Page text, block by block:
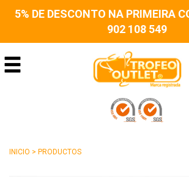
5% DE DESCONTO NA PRIMEIRA
902 108 549
INICIO > PRODUCTOS